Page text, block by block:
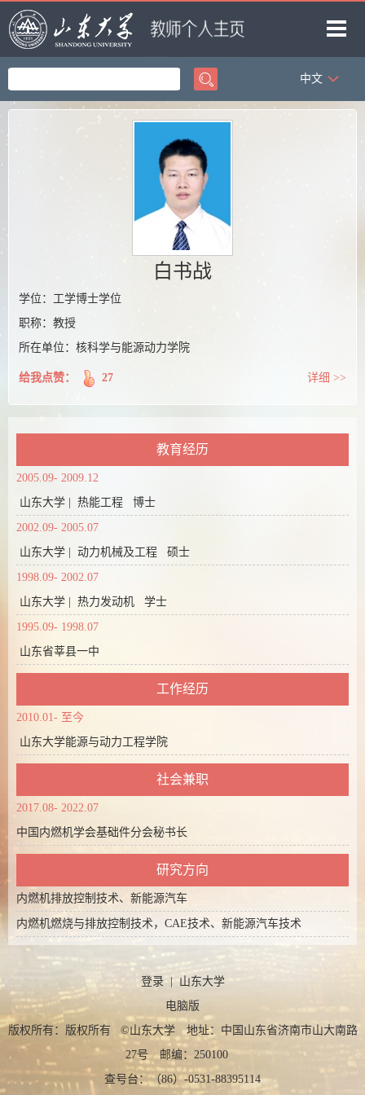
首页
中文
白书战
学位：工学博士学位
职称：教授
所在单位：核科学与能源动力学院
给我点赞： 27 详细 >>
教育经历
2005.09- 2009.12
山东大学 | 热能工程 博士
2002.09- 2005.07
山东大学 | 动力机械及工程 硕士
1998.09- 2002.07
山东大学 | 热力发动机 学士
1995.09- 1998.07
山东省莘县一中
工作经历
2010.01- 至今
山东大学能源与动力工程学院
社会兼职
2017.08- 2022.07
中国内燃机学会基础件分会秘书长
研究方向
内燃机排放控制技术、新能源汽车
内燃机燃烧与排放控制技术，CAE技术、新能源汽车技术
登录|山东大学
电脑版
版权所有：版权所有 ©山东大学 地址：中国山东省济南市山大南路
27号 邮编：250100
查号台：（86）-0531-88395114